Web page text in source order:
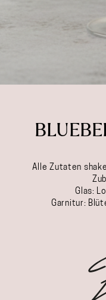
Alle Zutaten
Glas:
Garnitur: